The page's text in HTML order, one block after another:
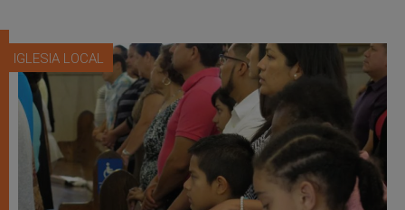
IGLESIA LOCAL